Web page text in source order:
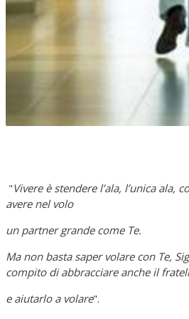
"Vivere è stendere l’ala, l’unica ala,
avere nel volo
un partner grande come Te.
Ma non basta saper volare con Te,
compito di abbracciare anche il
e aiutarlo a volare".